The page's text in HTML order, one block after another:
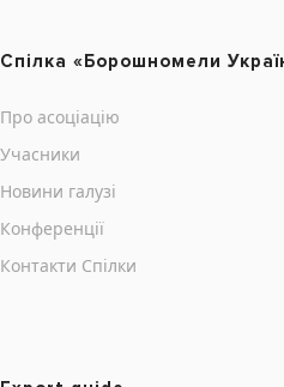
Cпілка «Борошномели
Про асоціацію
Учасники
Новини галузі
Конференції
Контакти Cпілки